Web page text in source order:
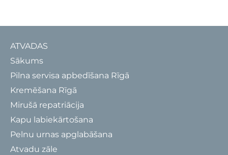
ATVADAS
Sākums
Pilna servisa apbedīšana Rīgā
Kremēšana Rīgā
Mirušā repatriācija
Kapu labiekārtošana
Pelnu urnas apglabāšana
Atvadu zāle